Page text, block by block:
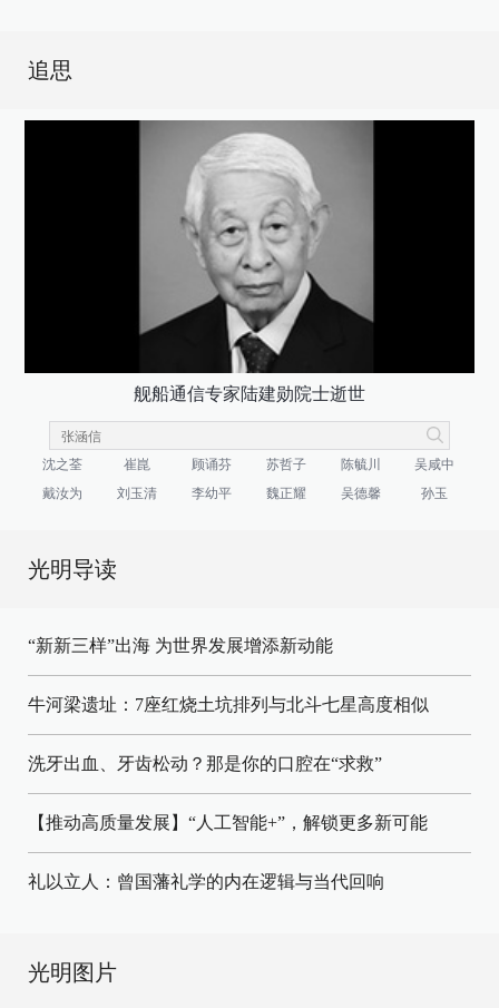
追思
舰船通信专家陆建勋院士逝世
沈之荃 崔崑 顾诵芬 苏哲子 陈毓川
吴咸中
戴汝为
刘玉清 李幼平 魏正耀 吴德馨 孙玉
光明导读
“新新三样”出海 为世界发展增添新动能
牛河梁遗址：7座红烧土坑排列与北斗七星高度相似
洗牙出血、牙齿松动？那是你的口腔在“求救”
【推动高质量发展】“人工智能+”，解锁更多新可能
礼以立人：曾国藩礼学的内在逻辑与当代回响
光明图片